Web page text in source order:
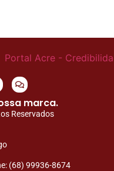
marca.
Reservados
(68) 99936-8674